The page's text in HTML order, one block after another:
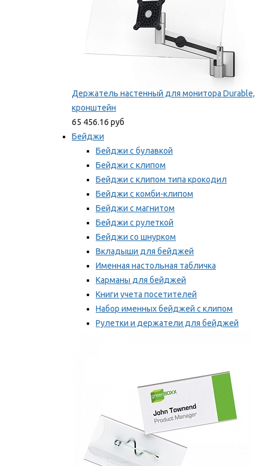
Держатель настенный для монитора Durable,
кронштейн
65 456.16 руб
Бейджи
Бейджи с булавкой
Бейджи с клипом
Бейджи с клипом типа крокодил
Бейджи с комби-клипом
Бейджи с магнитом
Бейджи с рулеткой
Бейджи со шнурком
Вкладыши для бейджей
Именная настольная табличка
Карманы для бейджей
Книги учета посетителей
Набор именных бейджей с клипом
Рулетки и держатели для бейджей